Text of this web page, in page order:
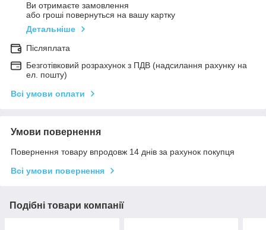
Ви отримаєте замовлення
або гроші повернуться на вашу картку
Детальніше
Післяплата
Безготівковий розрахунок з ПДВ (надсилання рахунку на
ел. пошту)
Всі умови оплати
Умови повернення
Повернення товару впродовж 14 днів за рахунок покупця
Всі умови повернення
Подібні товари компанії